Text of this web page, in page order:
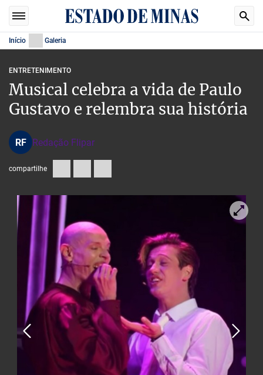
Início Galeria
ENTRETENIMENTO
Musical celebra a vida de Paulo
Gustavo e relembra sua história
RF Redação Flipar
compartilhe